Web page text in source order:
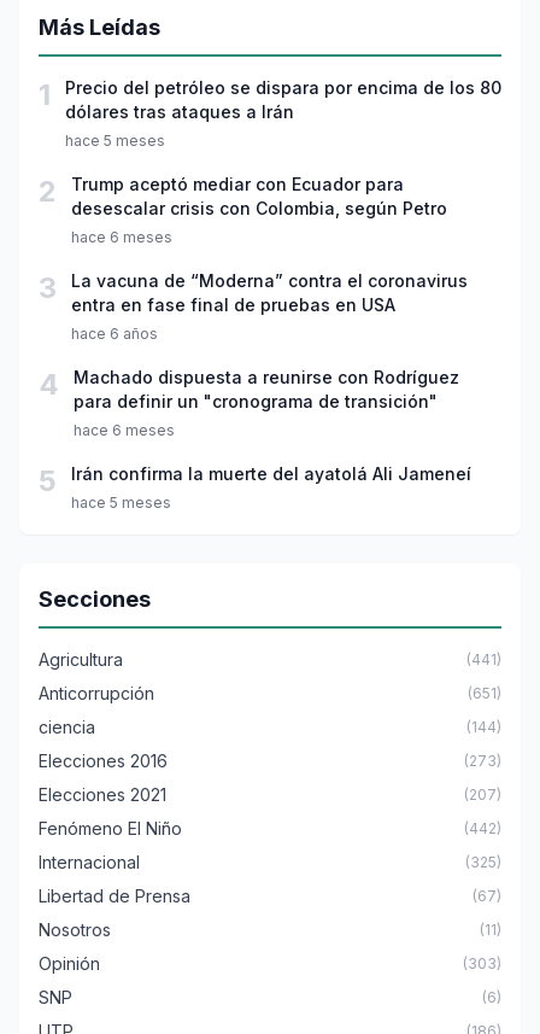
Más Leídas
1
Precio del petróleo se dispara por encima de los 80
dólares tras ataques a Irán
hace 5 meses
2
Trump aceptó mediar con Ecuador para
desescalar crisis con Colombia, según Petro
hace 6 meses
3
La vacuna de “Moderna” contra el coronavirus
entra en fase final de pruebas en USA
hace 6 años
4
Machado dispuesta a reunirse con Rodríguez
para definir un "cronograma de transición"
hace 6 meses
5 Irán confirma la muerte del ayatolá Ali Jameneí
hace 5 meses
Secciones
Agricultura (441)
Anticorrupción (651)
ciencia (144)
Elecciones 2016 (273)
Elecciones 2021 (207)
Fenómeno El Niño (442)
Internacional (325)
Libertad de Prensa (67)
Nosotros (11)
Opinión (303)
SNP (6)